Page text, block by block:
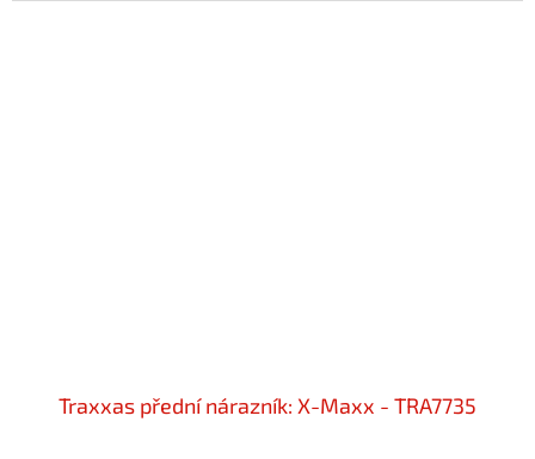
Traxxas přední nárazník: X-Maxx - TRA7735